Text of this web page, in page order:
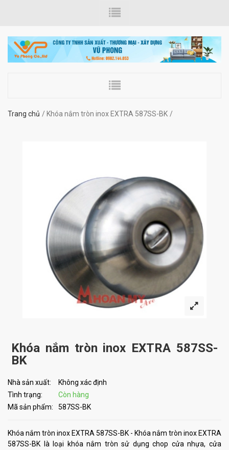
Trang chủ Khóa nắm tròn inox EXTRA 587SS-BK
Khóa nắm tròn inox EXTRA 587SS-
BK
Nhà sản xuất:
Không xác định
Tình trạng:
Còn hàng
Mã sản phẩm:
587SS-BK
Khóa nắm tròn inox EXTRA 587SS-BK - Khóa nắm tròn inox EXTRA
587SS-BK là loại khóa nắm tròn sử dụng chop cửa nhựa, cửa